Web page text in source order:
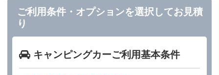
ご利用条件・オプションを選択してお見積
り
キャンピングカーご利用基本条件